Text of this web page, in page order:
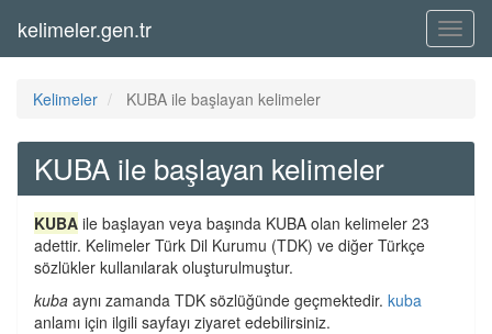
Menü
kelimeler.gen.tr
Kelimeler KUBA ile başlayan kelimeler
KUBA ile başlayan kelimeler
KUBA ile başlayan veya başında KUBA olan kelimeler 23
adettir. Kelimeler Türk Dil Kurumu (TDK) ve diğer Türkçe
sözlükler kullanılarak oluşturulmuştur.
kuba aynı zamanda TDK sözlüğünde geçmektedir. kuba
anlamı için ilgili sayfayı ziyaret edebilirsiniz.